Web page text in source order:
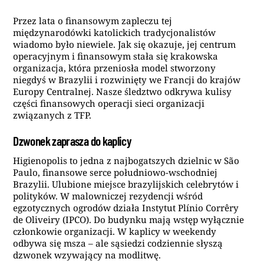
Przez lata o finansowym zapleczu tej
międzynarodówki katolickich tradycjonalistów
wiadomo było niewiele. Jak się okazuje, jej centrum
operacyjnym i finansowym stała się krakowska
organizacja, która przeniosła model stworzony
niegdyś w Brazylii i rozwinięty we Francji do krajów
Europy Centralnej. Nasze śledztwo odkrywa kulisy
części finansowych operacji sieci organizacji
związanych z TFP.
Dzwonek zaprasza do kaplicy
Higienopolis to jedna z najbogatszych dzielnic w São
Paulo, finansowe serce południowo-wschodniej
Brazylii. Ulubione miejsce brazylijskich celebrytów i
polityków. W malowniczej rezydencji wśród
egzotycznych ogrodów działa Instytut Plínio Corrêry
de Oliveiry (IPCO). Do budynku mają wstęp wyłącznie
członkowie organizacji. W kaplicy w weekendy
odbywa się msza – ale sąsiedzi codziennie słyszą
dzwonek wzywający na modlitwę.